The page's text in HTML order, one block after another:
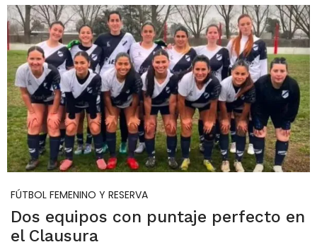
FÚTBOL FEMENINO Y RESERVA
Dos equipos con puntaje perfecto en
el Clausura